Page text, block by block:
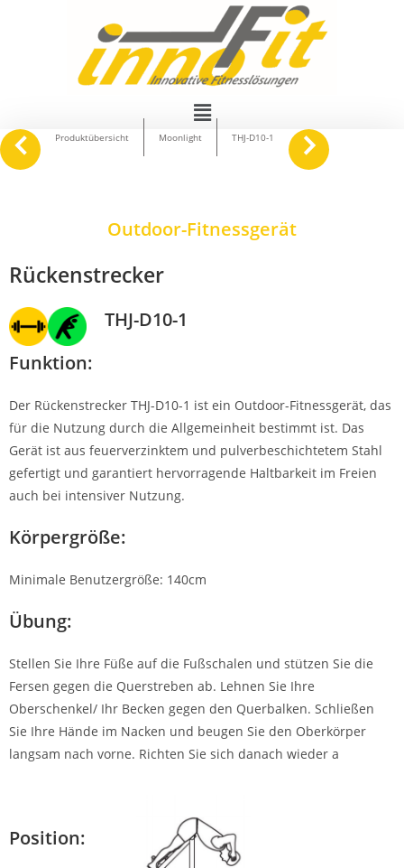
navigate_before Produktübersicht Moonlight THJ-D10-1 keyboard_arrow_right
Outdoor-Fitnessgerät
Rückenstrecker
THJ-D10-1
Funktion:
Der Rückenstrecker THJ-D10-1 ist ein Outdoor-Fitnessgerät, das
für die Nutzung durch die Allgemeinheit bestimmt ist. Das
Gerät ist aus feuerverzinktem und pulverbeschichtetem Stahl
gefertigt und garantiert hervorragende Haltbarkeit im Freien
auch bei intensiver Nutzung.
Körpergröße:
Minimale Benutzergröße: 140cm
Übung:
Stellen Sie Ihre Füße auf die Fußschalen und stützen Sie die
Fersen gegen die Querstreben ab. Lehnen Sie Ihre
Oberschenkel/ Ihr Becken gegen den Querbalken. Schließen
Sie Ihre Hände im Nacken und beugen Sie den Oberkörper
langsam nach vorne. Richten Sie sich danach wieder a
Position: